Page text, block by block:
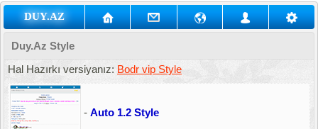
DUY.AZ
Duy.Az Style
Hal Hazırkı versiyanız: Bodr vip Style
- Auto 1.2 Style